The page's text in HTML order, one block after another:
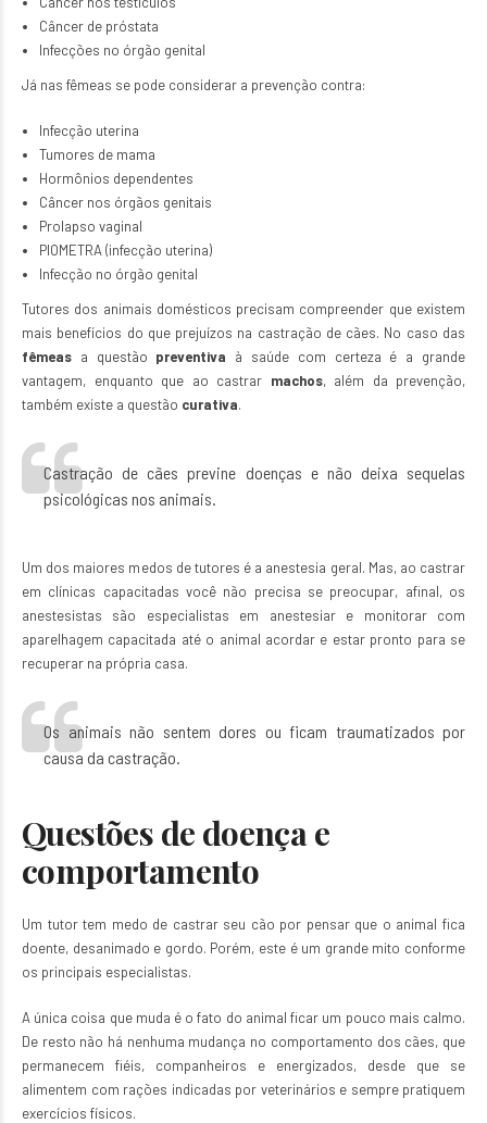
Câncer de próstata
Infecções no órgão genital
Já nas fêmeas se pode considerar a prevenção contra:
Infecção uterina
Tumores de mama
Hormônios dependentes
Câncer nos órgãos genitais
Prolapso vaginal
PIOMETRA (infecção uterina)
Infecção no órgão genital
Tutores dos animais domésticos precisam compreender que existem
mais benefícios do que prejuízos na castração de cães. No caso das
fêmeas a questão preventiva à saúde com certeza é a grande
vantagem, enquanto que ao castrar machos, além da prevenção,
também existe a questão curativa.
Castração de cães previne doenças e não deixa sequelas
psicológicas nos animais.
Um dos maiores medos de tutores é a anestesia geral. Mas, ao castrar
em clínicas capacitadas você não precisa se preocupar, afinal, os
anestesistas são especialistas em anestesiar e monitorar com
aparelhagem capacitada até o animal acordar e estar pronto para se
recuperar na própria casa.
Osanimais não sentem dores ou ficam traumatizados por
causa da castração.
Questões de doença e
comportamento
Um tutor tem medo de castrar seu cão por pensar que o animal fica
doente, desanimado e gordo. Porém, este é um grande mito conforme
os principais especialistas.
A única coisa que muda é o fato do animal ficar um pouco mais calmo.
De resto não há nenhuma mudança no comportamento dos cães, que
permanecem fiéis, companheiros e energizados, desde que se
alimentem com rações indicadas por veterinários e sempre pratiquem
exercícios físicos.